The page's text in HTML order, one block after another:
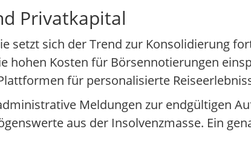
Privatkapital
setzt sich der Trend zur Konsolidierung
hohen Kosten für Börsennotierungen
für personalisierte
Meldungen zur endgültigen
aus der Insolvenzmasse. Ein